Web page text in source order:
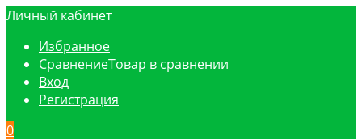
Личный кабинет
Избранное
СравнениеТовар в сравнении
Вход
Регистрация
0